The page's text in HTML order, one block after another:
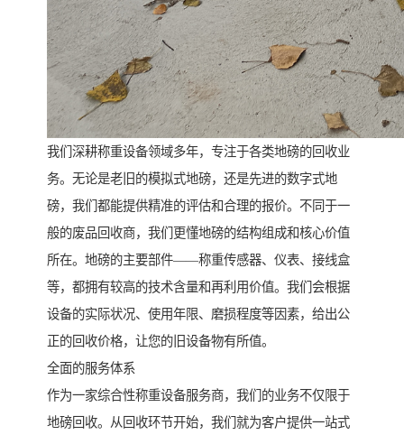
我们深耕称重设备领域多年，专注于各类地磅的回收业
务。无论是老旧的模拟式地磅，还是先进的数字式地
磅，我们都能提供精准的评估和合理的报价。不同于一
般的废品回收商，我们更懂地磅的结构组成和核心价值
所在。地磅的主要部件——称重传感器、仪表、接线盒
等，都拥有较高的技术含量和再利用价值。我们会根据
设备的实际状况、使用年限、磨损程度等因素，给出公
正的回收价格，让您的旧设备物有所值。
全面的服务体系
作为一家综合性称重设备服务商，我们的业务不仅限于
地磅回收。从回收环节开始，我们就为客户提供一站式